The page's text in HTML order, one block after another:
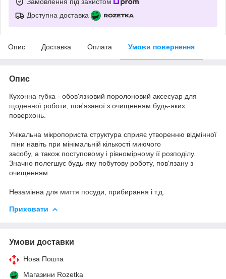
Доступна доставка
Опис Доставка Оплата Умови повернення
Опис
Кухонна губка - обов'язковий поролоновий аксесуар для
щоденної роботи, пов'язаної з очищенням будь-яких
поверхонь.
Унікальна мікропориста структура сприяє утворенню відмінної
піни навіть при мінімальній кількості миючого
засобу, а також поступовому і рівномірному її розподілу.
Значно полегшує будь-яку побутову роботу, пов'язану з
очищенням.
Незамінна для миття посуди, прибирання і т.д.
Приховати
Умови доставки
Нова Пошта
Магазини Rozetka